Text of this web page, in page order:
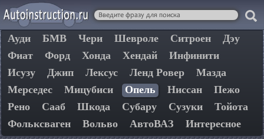
Ауди БМВ Чери Шевроле Ситроен
Дэу
Фиат
Форд Хонда Хендай
Инфинити
Исузу
Джип Лексус Ленд Ровер
Мазда
Мерседес
Мицубиси Опель Ниссан
Пежо
Рено
Сааб Шкода Субару Сузуки
Тойота
Фольксваген
Вольво АвтоВАЗ Интересное